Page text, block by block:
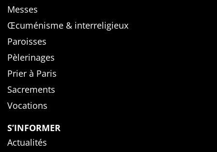
Messes
Œcuménisme & interreligieux
Paroisses
Pèlerinages
Prier à Paris
Sacrements
Vocations
S’INFORMER
Actualités